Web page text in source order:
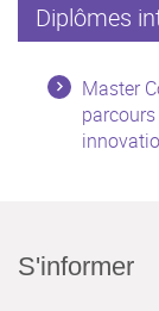
Diplômes
Master
S'informer